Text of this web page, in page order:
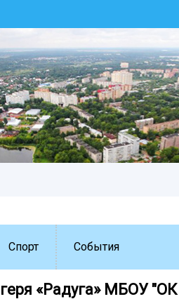
Спорт События
«Радуга» МБОУ